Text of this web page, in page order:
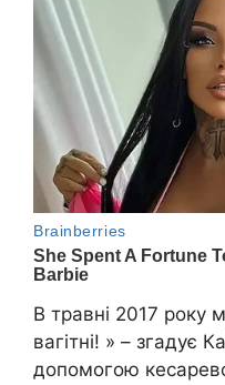
В травні 2017 року
вагітні! » – згадує
допомогою